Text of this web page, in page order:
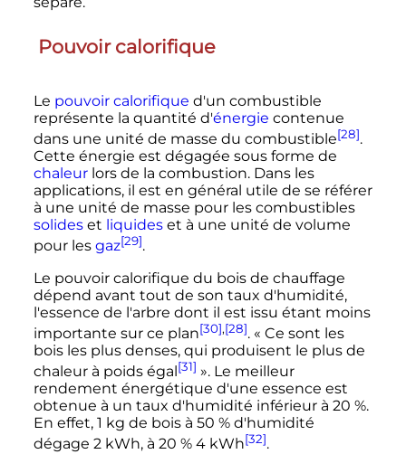
Pouvoir calorifique
Le pouvoir calorifique d'un combustible
représente la quantité d'énergie contenue
dans une unité de masse du combustible[28].
Cette énergie est dégagée sous forme de
chaleurlors de la combustion. Dans les
applications, il est en général utile de se référer
à une unité de masse pour les combustibles
solideset liquideset à une unité de volume
pour les gaz[29].
Le pouvoir calorifique du bois de chauffage
dépend avant tout de son taux d'humidité,
l'essence de l'arbre dont il est issu étant moins
importante sur ce plan[30],[28]. « Ce sont les
bois les plus denses, qui produisent le plus de
chaleur à poids égal [31] ». Le meilleur
rendement énergétique d'une essence est
obtenue à un taux d'humidité inférieur à 20 %.
En effet, 1 kg de bois à 50 % d'humidité
dégage 2 kWh, à 20 % 4 kWh[32].